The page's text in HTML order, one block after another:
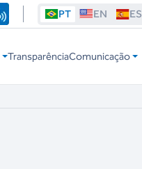
PT EN ES
TransparênciaComunicação